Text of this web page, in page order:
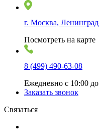
г. Москва,
Посмотреть на карте
8 (499) 490-63-08
Ежедневно с 10:00
Заказать звонок
Связаться